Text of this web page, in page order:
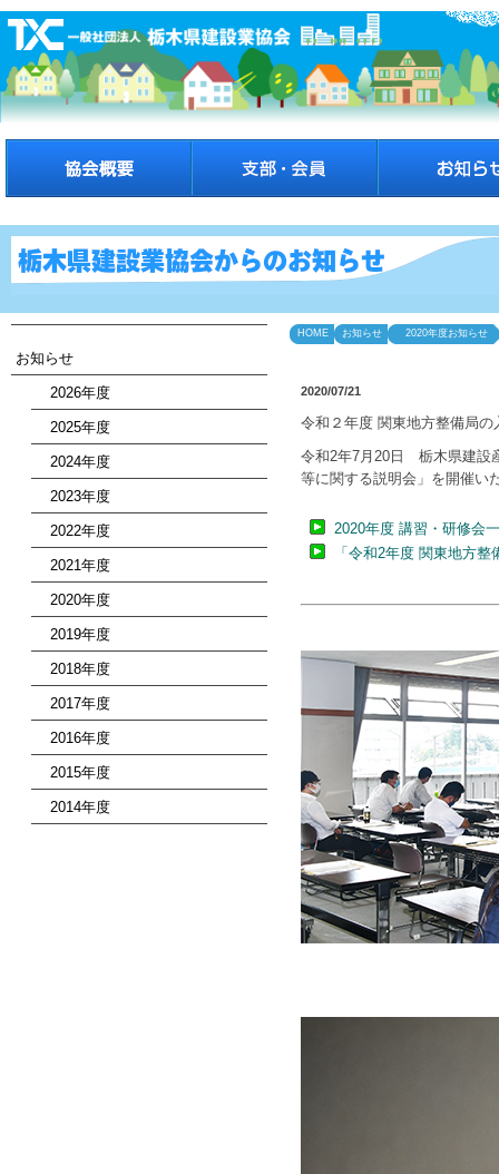
お知らせ
2026年度
2025年度
2024年度
2023年度
2022年度
2021年度
2020年度
2019年度
2018年度
2017年度
2016年度
2015年度
2014年度
HOME お知らせ 2020年度お知らせ
2020/07/21
令和２年度 関東地方整備局
令和2年7月20日 栃木県建設
等に関する説明会」を開催い
2020年度 講習・研修会
「令和2年度 関東地方